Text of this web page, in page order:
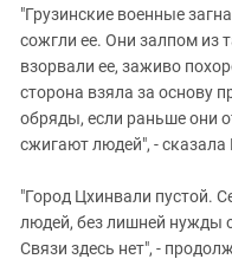
Краснодарский край
Российская Федерация
Ростовская область
СКФО
Ставропольский край
"Грузинские военные
сожгли ее. Они залпом из
взорвали ее, заживо
сторона взяла за основу
обряды, если раньше они
сжигают людей", - сказала
"Город Цхинвали пустой.
людей, без лишней нужды
Связи здесь нет", -